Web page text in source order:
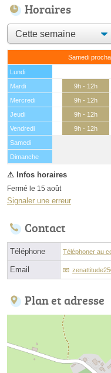
Horaires
Samedi
Lundi
Mardi
9h - 12h
Mercredi
9h - 12h
Jeudi
9h - 12h
Vendredi
9h - 12h
Samedi
(15 août)
Dimanche
Fermé le 15 août
Signaler une erreur
Contact
Téléphone Téléphoner au
Email
Plan et adresse